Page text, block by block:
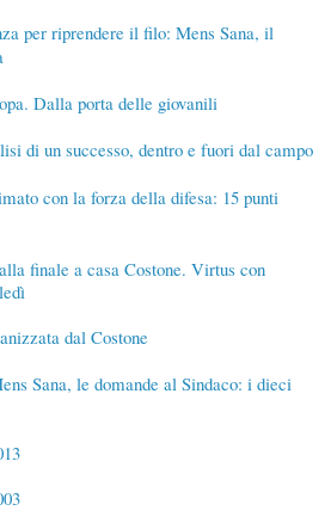
per riprendere il filo: Mens Sana, il
Dalla porta delle giovanili
di un successo, dentro e fuori dal campo
con la forza della difesa: 15 punti
finale a casa Costone. Virtus con
dal Costone
Sana, le domande al Sindaco: i dieci